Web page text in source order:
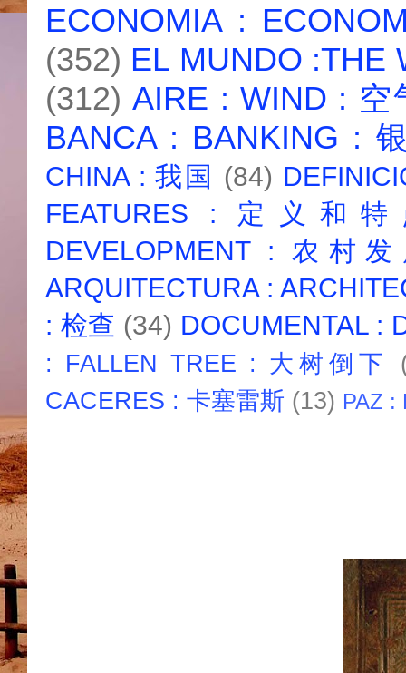
ECONOMIA :
(352) EL MUNDO :THE
(312) AIRE : WIND : 空
BANCA : BANKING :
CHINA : 我国 (84)
FEATURES : 定义和
DEVELOPMENT : 农村
ARQUITECTURA :
: 检查 (34) DOCUMENTAL :
: FALLEN TREE : 大树倒下
CACERES : 卡塞雷斯 (13) PAZ :